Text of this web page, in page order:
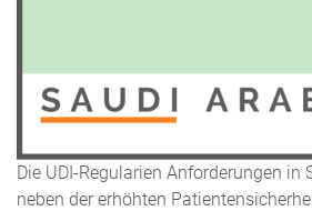
Die UDI-Regularien Anforderungen in
neben der erhöhten